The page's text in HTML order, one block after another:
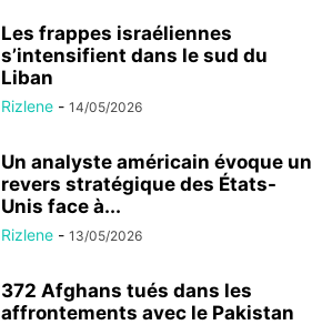
Les frappes israéliennes
s’intensifient dans le sud du
Liban
Rizlene - 14/05/2026
Un analyste américain évoque un
revers stratégique des États-
Unis face à...
Rizlene - 13/05/2026
372 Afghans tués dans les
affrontements avec le Pakistan